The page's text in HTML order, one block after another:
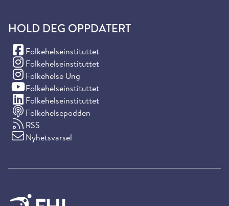
HOLD DEG OPPDATERT
Folkehelseinstituttet
(Facebook)
Folkehelseinstituttet
(Instagram)
Folkehelse Ung
(Instagram)
Folkehelseinstituttet
(YouTube)
Folkehelseinstituttet
(LinkedIn)
Folkehelsepodden
RSS
Nyhetsvarsel